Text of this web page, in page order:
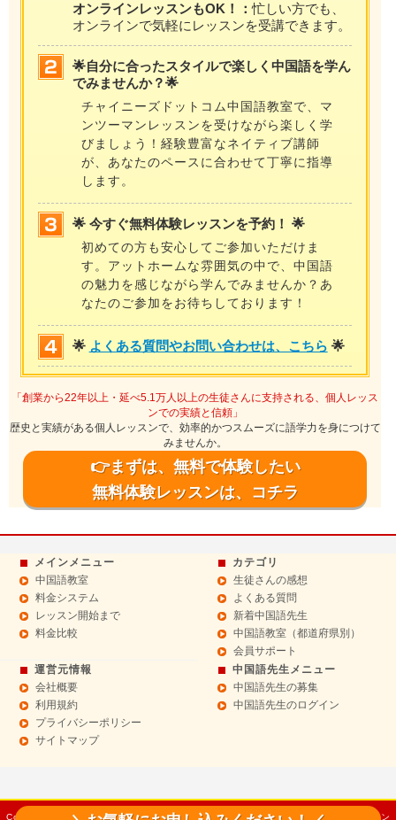
オンラインレッスンもOK！：忙しい方でも、
オンラインで気軽にレッスンを受講できます。
🌟自分に合ったスタイルで楽しく中国語を学ん
でみませんか？🌟
チャイニーズドットコム中国語教室で、マ
ンツーマンレッスンを受けながら楽しく学
びましょう！経験豊富なネイティブ講師
が、あなたのペースに合わせて丁寧に指導
します。
🌟 今すぐ無料体験レッスンを予約！ 🌟
初めての方も安心してご参加いただけま
す。アットホームな雰囲気の中で、中国語
の魅力を感じながら学んでみませんか？あ
なたのご参加をお待ちしております！
🌟 よくある質問やお問い合わせは、こちら 🌟
「創業から22年以上・延べ5.1万人以上の生徒さんに支持される、個人レッス
ンでの実績と信頼」
歴史と実績がある個人レッスンで、効率的かつスムーズに語学力を身につけて
みませんか。
👉まずは、無料で体験したい
無料体験レッスンは、コチラ
メインメニュー
中国語教室
料金システム
レッスン開始まで
料金比較
カテゴリ
生徒さんの感想
よくある質問
新着中国語先生
中国語教室（都道府県別）
会員サポート
運営元情報
会社概要
利用規約
プライバシーポリシー
サイトマップ
中国語先生メニュー
中国語先生の募集
中国語先生のログイン
Copyright© 2014 Sept 中国語教室【チャイニーズドットコム】マンツーマンレッスン